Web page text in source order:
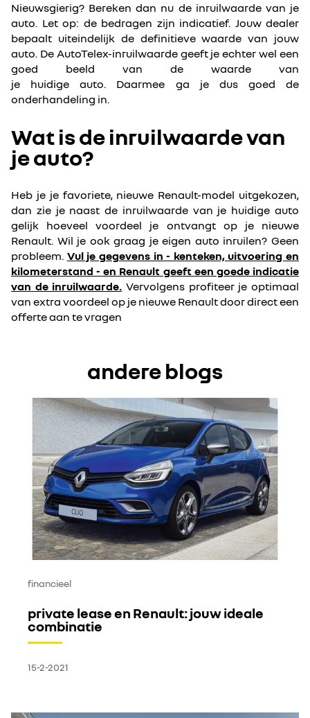
Nieuwsgierig? Bereken dan nu de inruilwaarde van je
auto. Let op: de bedragen zijn indicatief. Jouw dealer
bepaalt uiteindelijk de definitieve waarde van jouw
auto. De AutoTelex-inruilwaarde geeft je echter wel een
goed beeld van de waarde van
je huidige auto. Daarmee ga je dus goed de
onderhandeling in.
Wat is de inruilwaarde van
je auto?
Heb je je favoriete, nieuwe Renault-model uitgekozen,
dan zie je naast de inruilwaarde van je huidige auto
gelijk hoeveel voordeel je ontvangt op je nieuwe
Renault. Wil je ook graag je eigen auto inruilen? Geen
probleem. Vul je gegevens in - kenteken, uitvoering en
kilometerstand - en Renault geeft een goede indicatie
van de inruilwaarde. Vervolgens profiteer je optimaal
van extra voordeel op je nieuwe Renault door direct een
offerte aan te vragen
andere blogs
financieel
private lease en Renault: jouw ideale
combinatie
15-2-2021